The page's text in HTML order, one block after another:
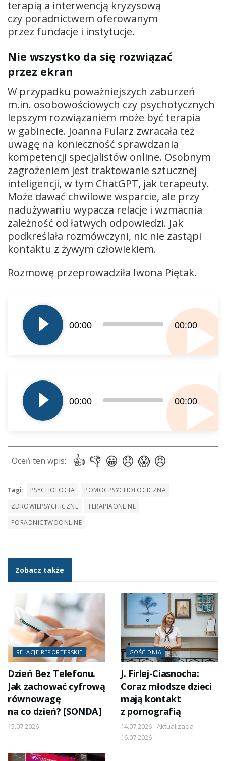
terapią a interwencją kryzysową
czy poradnictwem oferowanym
przez fundacje i instytucje.
Nie wszystko da się rozwiązać
przez ekran
W przypadku poważniejszych zaburzeń
m.in. osobowościowych czy psychotycznych
lepszym rozwiązaniem może być terapia
w gabinecie. Joanna Fularz zwracała też
uwagę na konieczność sprawdzania
kompetencji specjalistów online. Osobnym
zagrożeniem jest traktowanie sztucznej
inteligencji, w tym ChatGPT, jak terapeuty.
Może dawać chwilowe wsparcie, ale przy
nadużywaniu wypacza relacje i wzmacnia
zależność od łatwych odpowiedzi. Jak
podkreślała rozmówczyni, nic nie zastąpi
kontaktu z żywym człowiekiem.
Rozmowę przeprowadziła Iwona Piętak.
plików
dźwiękowych
00:00 00:00
plików
dźwiękowych
00:00 00:00
Tagi: PSYCHOLOGIA
POMOCPSYCHOLOGICZNA
ZDROWIEPSYCHICZNE
TERAPIAONLINE
PORADNICTWOONLINE
Zobacz także
RELACJE REPORTERSKIE
Dzień Bez Telefonu.
Jak zachować cyfrową
równowagę
na co dzień? [SONDA]
15.07.2026
GOŚĆ DNIA
J. Firlej-Ciasnocha:
Coraz młodsze dzieci
mają kontakt
z pornografią
14.07.2026 - Aktualizacja
16.07.2026